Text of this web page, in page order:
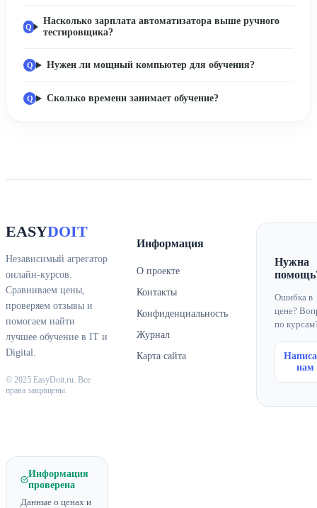
Насколько зарплата автоматизатора выше ручного
тестировщика?
Нужен ли мощный компьютер для обучения?
Сколько времени занимает обучение?
EASYDOIT
Независимый агрегатор
онлайн-курсов.
Сравниваем цены,
проверяем отзывы и
помогаем найти
лучшее обучение в IT и
Digital.
© 2025 EasyDoit.ru. Все
права защищены.
Информация
О проекте
Контакты
Конфиденциальность
Журнал
Карта сайта
Нужна
Ошибка в
цене?
по
нам
Информация
проверена
Данные о ценах и